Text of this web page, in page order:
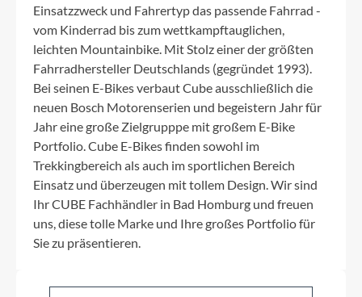
Einsatzzweck und Fahrertyp das passende Fahrrad -
vom Kinderrad bis zum wettkampftauglichen,
leichten Mountainbike. Mit Stolz einer der größten
Fahrradhersteller Deutschlands (gegründet 1993).
Bei seinen E-Bikes verbaut Cube ausschließlich die
neuen Bosch Motorenserien und begeistern Jahr für
Jahr eine große Zielgrupppe mit großem E-Bike
Portfolio. Cube E-Bikes finden sowohl im
Trekkingbereich als auch im sportlichen Bereich
Einsatz und überzeugen mit tollem Design. Wir sind
Ihr CUBE Fachhändler in Bad Homburg und freuen
uns, diese tolle Marke und Ihre großes Portfolio für
Sie zu präsentieren.